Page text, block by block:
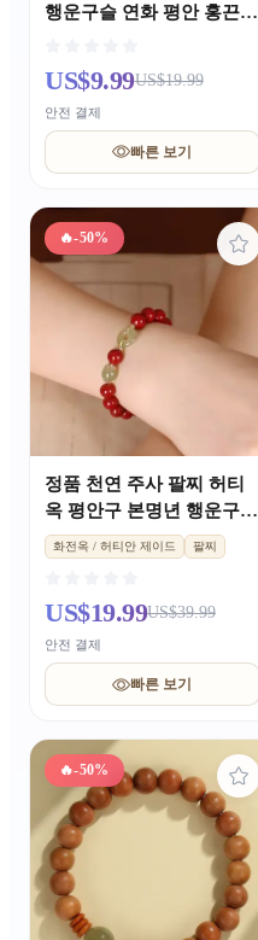
행운구슬 연화 평안 홍끈
US$9.99US$19.99
안전 결제
빠른 보기
🔥-50%
정품 천연 주사 팔찌 허티
옥 평안구 본명년 행운구슬
팔찌 남녀공용 커플 여자친
구 선물
화전옥 / 허티안 제이드 팔찌
US$19.99US$39.99
안전 결제
빠른 보기
🔥-50%